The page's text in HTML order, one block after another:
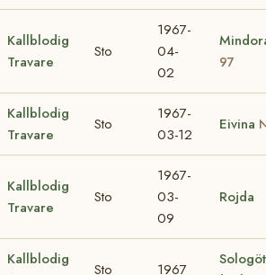
Kallblodig
Travare
Sto
1967-
04-
02
97
Kallblodig
Travare
Sto
1967-
03-12
Eivina
Kallblodig
Travare
Sto
1967-
03-
09
Rojda
Kallblodig
Sto 1967